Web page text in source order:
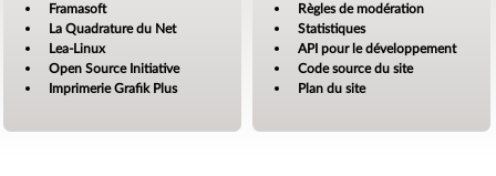
Framasoft
La Quadrature du Net
Lea-Linux
Open Source Initiative
Imprimerie Grafik Plus
Règles de modération
Statistiques
API pour le développement
Code source du site
Plan du site